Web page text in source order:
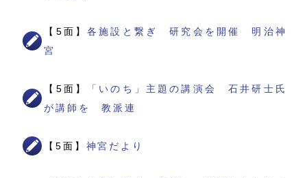
【5面】各施設と繋ぎ 研究会を開催 明治神
宮
【5面】
「いのち」主題の講演会 石井研士氏
が講師を 教派連
【5面】 神宮だより